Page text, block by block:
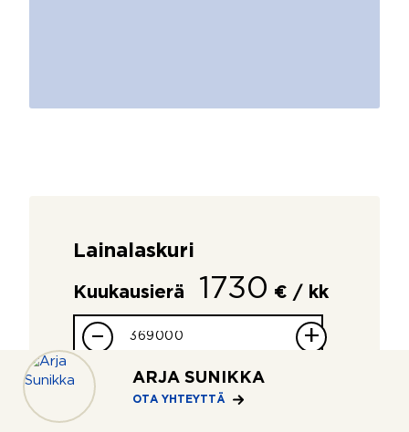
ARJA SUNIKKA
OTA YHTEYTTÄ
Lainalaskuri
Kuukausierä 1730 € / kk
– +